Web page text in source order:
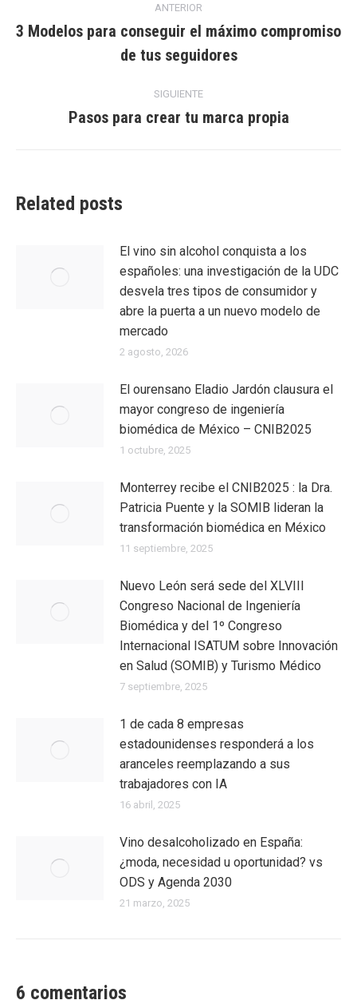
entre
ANTERIOR
anterior:
3 Modelos para conseguir el máximo compromiso
de tus seguidores
SIGUIENTE
Entrada
Pasos para crear tu marca propia
Related posts
El vino sin alcohol conquista a los
españoles: una investigación de la UDC
desvela tres tipos de consumidor y
abre la puerta a un nuevo modelo de
mercado
2 agosto, 2026
El ourensano Eladio Jardón clausura el
mayor congreso de ingeniería
biomédica de México – CNIB2025
1 octubre, 2025
Monterrey recibe el CNIB2025 : la Dra.
Patricia Puente y la SOMIB lideran la
transformación biomédica en México
11 septiembre, 2025
Nuevo León será sede del XLVIII
Congreso Nacional de Ingeniería
Biomédica y del 1º Congreso
Internacional ISATUM sobre Innovación
en Salud (SOMIB) y Turismo Médico
7 septiembre, 2025
1 de cada 8 empresas
estadounidenses responderá a los
aranceles reemplazando a sus
trabajadores con IA
16 abril, 2025
Vino desalcoholizado en España:
¿moda, necesidad u oportunidad? vs
ODS y Agenda 2030
21 marzo, 2025
6 comentarios